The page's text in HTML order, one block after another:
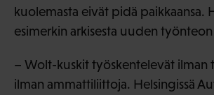
kuolemasta eivät pidä paikkaansa.
esimerkin arkisesta uuden työnteon
– Wolt-kuskit työskentelevät ilman
ilman ammattiliittoja. Helsingissä